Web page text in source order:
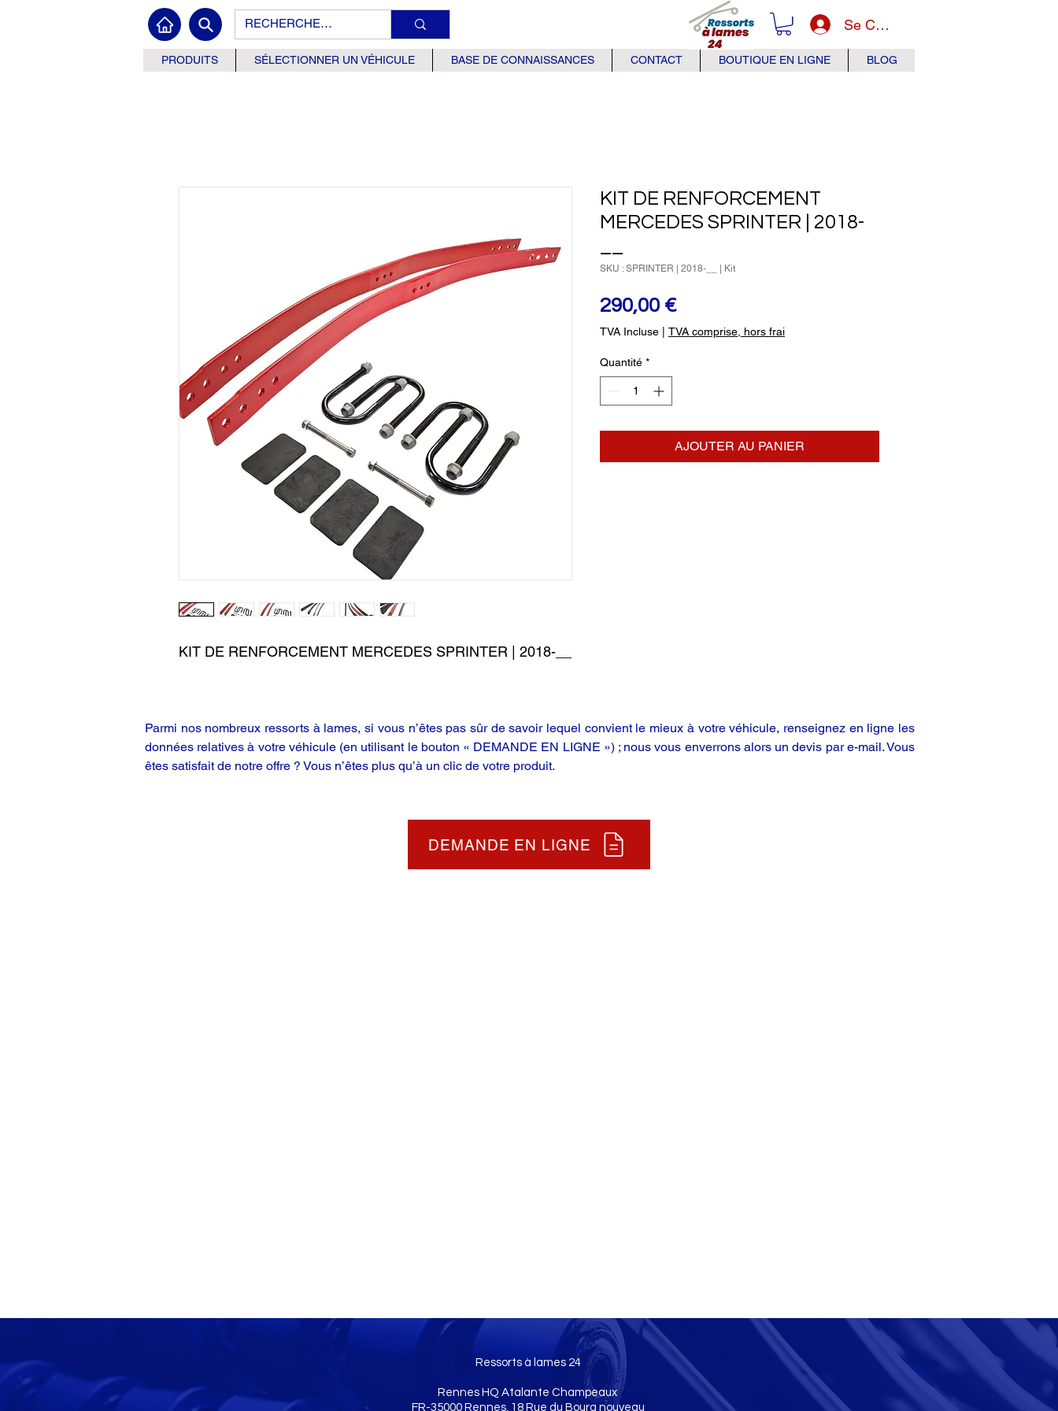
Se Connecter
PRODUITS SÉLECTIONNER UN VÉHICULE BASE DE CONNAISSANCES CONTACT BOUTIQUE EN LIGNE BLOG
KIT DE RENFORCEMENT MERCEDES SPRINTER | 2018-__
KIT DE RENFORCEMENT
MERCEDES SPRINTER | 2018-
SKU : SPRINTER | 2018-__ | Kit
290,00 €Prix
TVA Incluse TVA comprise, hors frai
Quantité *
AJOUTER AU PANIER
Parmi nos nombreux ressorts à lames, si vous n’êtes pas sûr de savoir lequel convient le mieux à votre véhicule, renseignez en ligne les
données relatives à votre véhicule (en utilisant le bouton « DEMANDE EN LIGNE ») ; nous vous enverrons alors un devis par e-mail. Vous
êtes satisfait de notre offre ? Vous n’êtes plus qu’à un clic de votre produit.
DEMANDE EN LIGNE
Ressorts à lames 24
Rennes HQ Atalante Champeaux
FR-35000 Rennes, 18 Rue du Bourg nouveau